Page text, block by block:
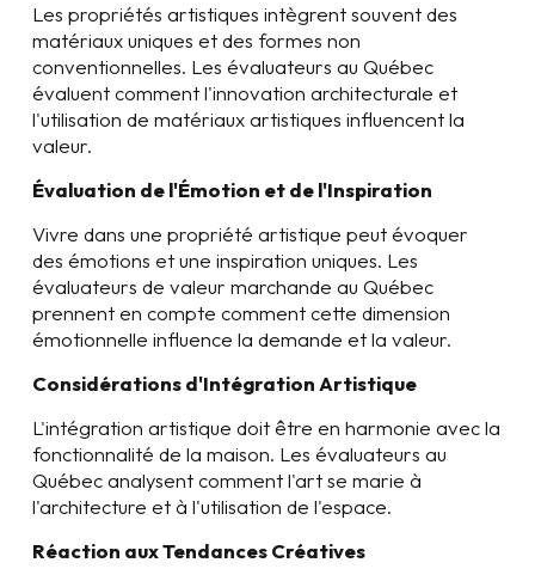
Les propriétés artistiques intègrent souvent des
matériaux uniques et des formes non
conventionnelles. Les évaluateurs au Québec
évaluent comment l'innovation architecturale et
l'utilisation de matériaux artistiques influencent la
valeur.
Évaluation de l'Émotion et de l'Inspiration
Vivre dans une propriété artistique peut évoquer
des émotions et une inspiration uniques. Les
évaluateurs de valeur marchande au Québec
prennent en compte comment cette dimension
émotionnelle influence la demande et la valeur.
Considérations d'Intégration Artistique
L'intégration artistique doit être en harmonie avec la
fonctionnalité de la maison. Les évaluateurs au
Québec analysent comment l'art se marie à
l'architecture et à l'utilisation de l'espace.
Réaction aux Tendances Créatives